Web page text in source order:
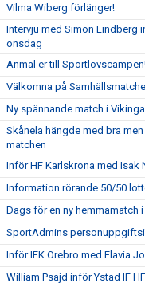
Vilma Wiberg förlänger!
Intervju med Simon Lindberg
onsdag
Anmäl er till Sportlovscampen!
Välkomna på
Ny spännande match i
Skånela hängde med bra
matchen
Inför HF Karlskrona med Isak
Information rörande 50/50
Dags för en ny hemmamatch
SportAdmins
Inför IFK Örebro med Flavia
William Psajd inför Ystad IF HF